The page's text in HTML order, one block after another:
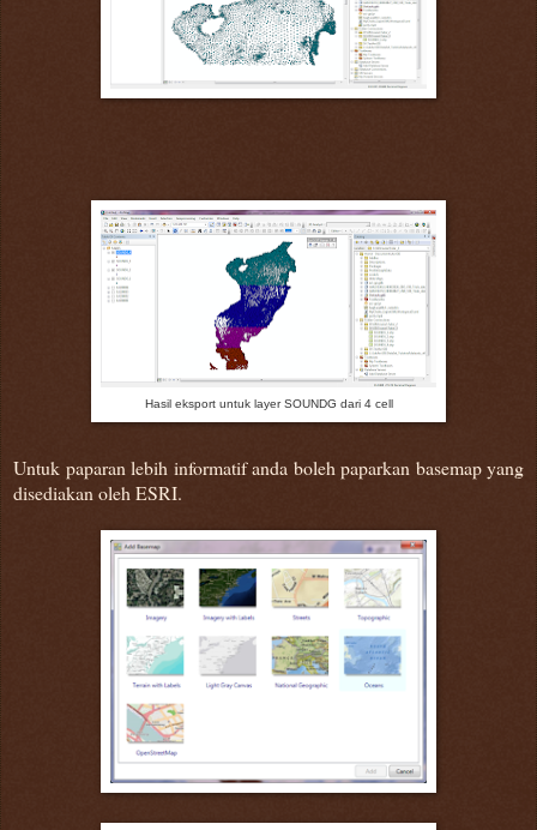
Hasil eksport untuk layer SOUNDG dari 4 cell
Untuk paparan lebih informatif anda boleh paparkan basemap yang
disediakan oleh ESRI.